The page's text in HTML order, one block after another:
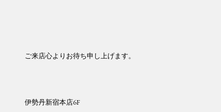
ご来店心よりお待ち申し上げます。
伊勢丹新宿本店6F